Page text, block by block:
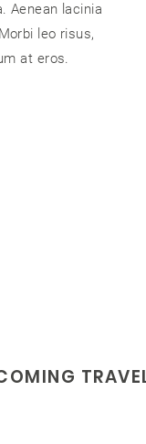
Aenean lacinia
leo risus,
at eros.